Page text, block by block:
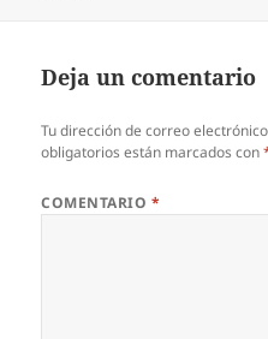
Deja un comentario
Tu dirección de correo
obligatorios están marcados con
COMENTARIO *